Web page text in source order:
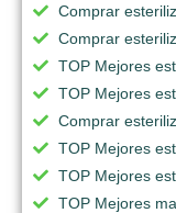
Comprar
Comprar
TOP Mejores
TOP Mejores
Comprar
TOP Mejores
TOP Mejores
TOP Mejores